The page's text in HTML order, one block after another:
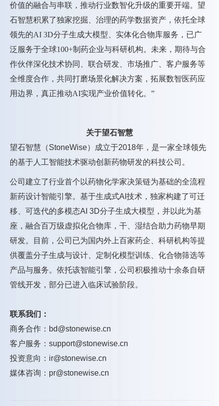
价值的融合与串联，推动行业数智化升级的重要开端。望
石智慧积累了独家挖掘、治理的药学数据资产，依托全球
领先的AI 3D分子生成大模型、实体化合物库服务，已广
泛服务于全球100+制药企业与科研机构。未来，期待与合
作伙伴深化技术协同、联合研发、市场推广、客户服务等
全维度合作，共同打磨场景化解决方案，拓展数智医药应
用边界，真正推动AI实现产业价值转化。”
关于望石智慧
望石智慧（StoneWise）成立于2018年，是一家全球领先
的基于人工智能技术驱动创新药物研发的科技公司。
公司建立了行业首个以药物化学家决策链为基础的全流程
新药设计智能引擎。基于生成式AI技术，独家构建了可迁
移、可迭代的多模态AI 3D分子生成大模型，并以此为基
座，融合百万级虚拟化合物库，干、湿结合助力药物早期
研发。目前，公司已为国内外上百家药企、科研机构等提
供覆盖分子生成与设计、定制化模型训练、化合物筛选等
产品与服务。依托该智能引擎，公司积极推动十余条自研
管线开发，部分已进入临床试验阶段。
联系我们：
商务合作：bd@stonewise.cn
客户服务：support@stonewise.cn
投资意向：ir@stonewise.cn
媒体咨询：pr@stonewise.cn